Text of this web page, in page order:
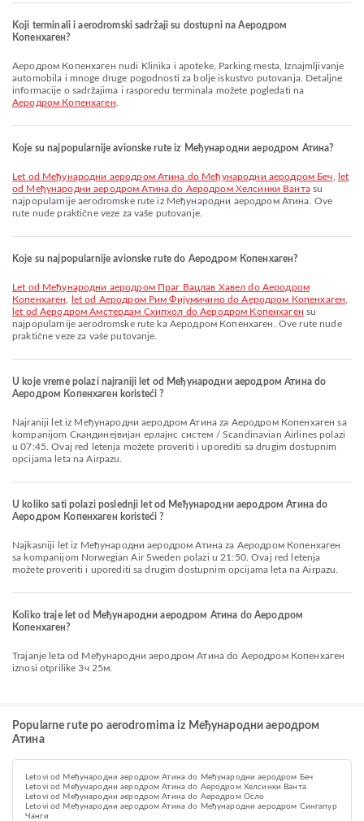
Koji terminali i aerodromski sadržaji su dostupni na Аеродром
Копенхаген?
Аеродром Копенхаген nudi Klinika i apoteke, Parking mesta, Iznajmljivanje
automobila i mnoge druge pogodnosti za bolje iskustvo putovanja. Detaljne
informacije o sadržajima i rasporedu terminala možete pogledati na
Аеродром Копенхаген
Koje su najpopularnije avionske rute iz Међународни аеродром Атина?
let od Међународни аеродром Атина do Међународни аеродром Беч
let
od Међународни аеродром Атина do Аеродром Хелсинки Вантаsu
najpopularnije aerodromske rute iz Међународни аеродром Атина. Ove
rute nude praktične veze za vaše putovanje.
Koje su najpopularnije avionske rute do Аеродром Копенхаген?
let od Међународни аеродром Праг Вацлав Хавел do Аеродром
Копенхаген
let od Аеродром Рим Фијумичино do Аеродром Копенхаген
let od Aеродром Амстердам Схипхол do Аеродром Копенхаген su
najpopularnije aerodromske rute ka Аеродром Копенхаген. Ove rute nude
praktične veze za vaše putovanje.
U koje vreme polazi najraniji let od Међународни аеродром Атина do
Аеродром Копенхаген koristeći ?
Najraniji let iz Међународни аеродром Атина za Аеродром Копенхаген sa
kompanijom Скандинејвијан ерлајнс систем / Scandinavian Airlines polazi
u 07:45. Ovaj red letenja možete proveriti i uporediti sa drugim dostupnim
opcijama leta na Airpazu.
U koliko sati polazi poslednji let od Међународни аеродром Атина do
Аеродром Копенхаген koristeći ?
Najkasniji let iz Међународни аеродром Атина za Аеродром Копенхаген
sa kompanijom Norwegian Air Sweden polazi u 21:50. Ovaj red letenja
možete proveriti i uporediti sa drugim dostupnim opcijama leta na Airpazu.
Koliko traje let od Међународни аеродром Атина do Аеродром
Копенхаген?
Trajanje leta od Међународни аеродром Атина do Аеродром Копенхаген
iznosi otprilike 3ч 25м.
Popularne rute po aerodromima iz Међународни аеродром
Атина
Letovi od Међународни аеродром Атина do Међународни аеродром Беч
Letovi od Међународни аеродром Атина do Аеродром Хелсинки Ванта
Letovi od Међународни аеродром Атина do Aеродром Осло
Letovi od Међународни аеродром Атина do Међународни аеродром Сингапур
Чанги